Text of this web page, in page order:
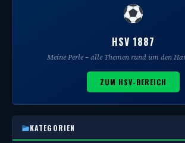
HSV 1887
Meine Perle – alle Themen rund um den
ZUM HSV-BEREICH
KATEGORIEN